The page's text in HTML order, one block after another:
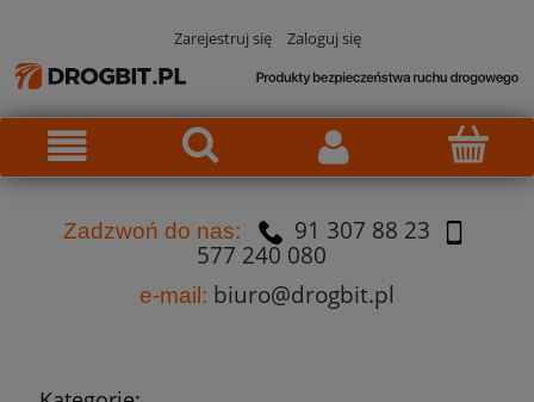
Zarejestruj się Zaloguj się
Zadzwoń do nas:
91 307 88 23
577 240 080
e-mail: biuro@drogbit.pl